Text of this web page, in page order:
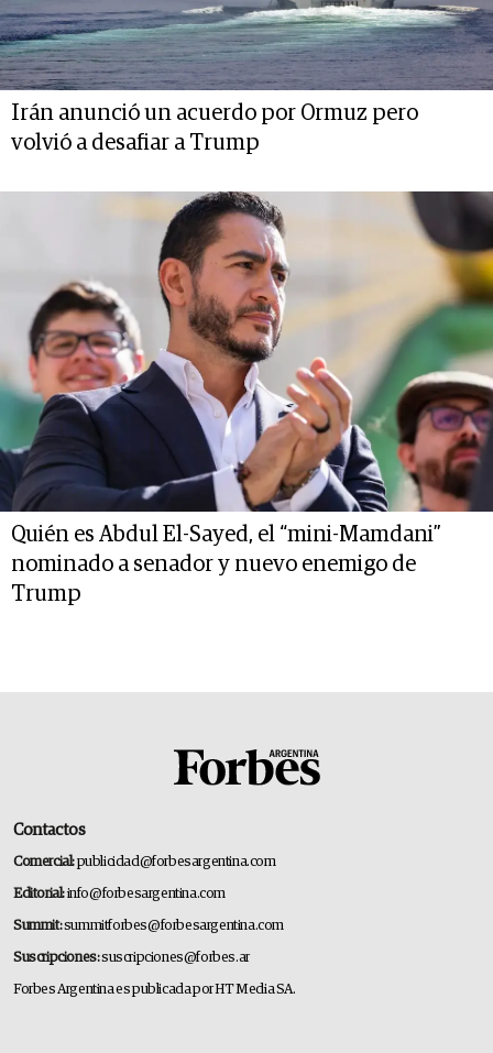
Irán anunció un acuerdo por Ormuz pero
volvió a desafiar a Trump
Quién es Abdul El-Sayed, el “mini-Mamdani”
nominado a senador y nuevo enemigo de
Trump
Contactos
Comercial:publicidad@forbesargentina.com
Editorial:info@forbesargentina.com
Summit:summitforbes@forbesargentina.com
Suscripciones:suscripciones@forbes.ar
Forbes Argentina es publicada por HT Media SA.